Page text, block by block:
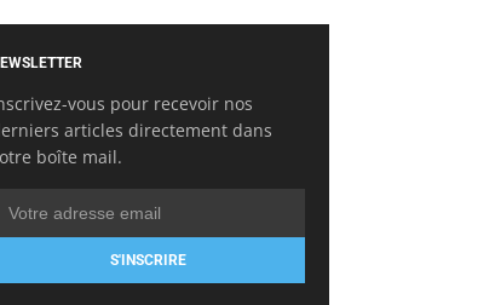
vous pour recevoir nos
articles directement dans
boîte mail.
S'INSCRIRE